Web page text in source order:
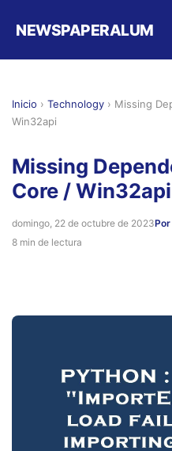
NEWSPAPERALUM
Inicio › Technology › Missing
Win32api
Missing
Core / Win32api
domingo, 22 de octubre de 2023
8 min de lectura